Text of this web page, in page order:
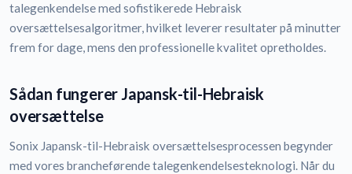
talegenkendelse med sofistikerede Hebraisk
oversættelsesalgoritmer, hvilket leverer resultater på minutter
frem for dage, mens den professionelle kvalitet opretholdes.
Sådan fungerer Japansk-til-Hebraisk
oversættelse
Sonix Japansk-til-Hebraisk oversættelsesprocessen begynder
med vores brancheførende talegenkendelsesteknologi. Når du